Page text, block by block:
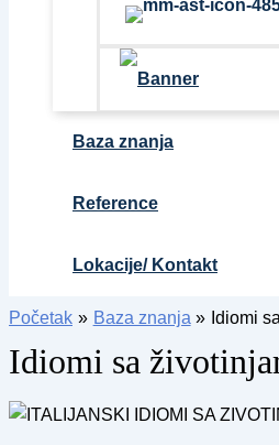
Baza znanja
Reference
Lokacije/ Kontakt
Početak Baza znanja Idiomi
Idiomi sa